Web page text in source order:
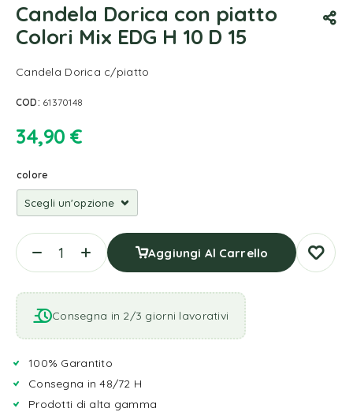
Candela Dorica con piatto
Colori Mix EDG H 10 D 15
Candela Dorica c/piatto
COD: 61370148
34,90 €
colore
Aggiungi Al Carrello
Consegna in 2/3 giorni lavorativi
100% Garantito
Consegna in 48/72 H
Prodotti di alta gamma